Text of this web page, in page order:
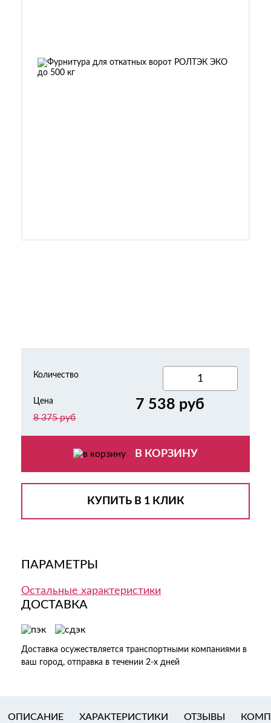
Количество
Цена 7 538 руб
8 375 руб
В КОРЗИНУ
КУПИТЬ В 1 КЛИК
ПАРАМЕТРЫ
Остальные характеристики
ДОСТАВКА
Доставка осужествляется транспортными компаниями в
ваш город, отправка в течении 2-х дней
ОПИСАНИЕ ХАРАКТЕРИСТИКИ ОТЗЫВЫ